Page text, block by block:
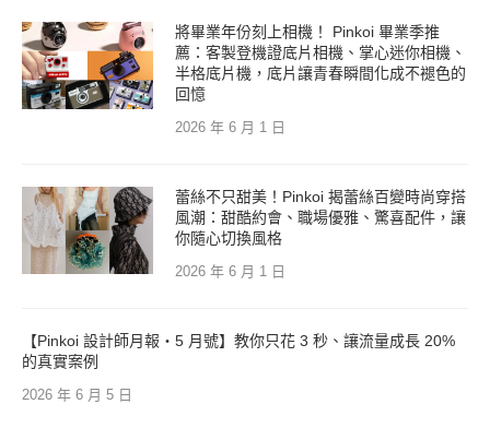
將畢業年份刻上相機！ Pinkoi 畢業季推
薦：客製登機證底片相機、掌心迷你相機、
半格底片機，底片讓青春瞬間化成不褪色的
回憶
2026 年 6 月 1 日
蕾絲不只甜美！Pinkoi 揭蕾絲百變時尚穿搭
風潮：甜酷約會、職場優雅、驚喜配件，讓
你隨心切換風格
2026 年 6 月 1 日
【Pinkoi 設計師月報・5 月號】教你只花 3 秒、讓流量成長 20%
的真實案例
2026 年 6 月 5 日